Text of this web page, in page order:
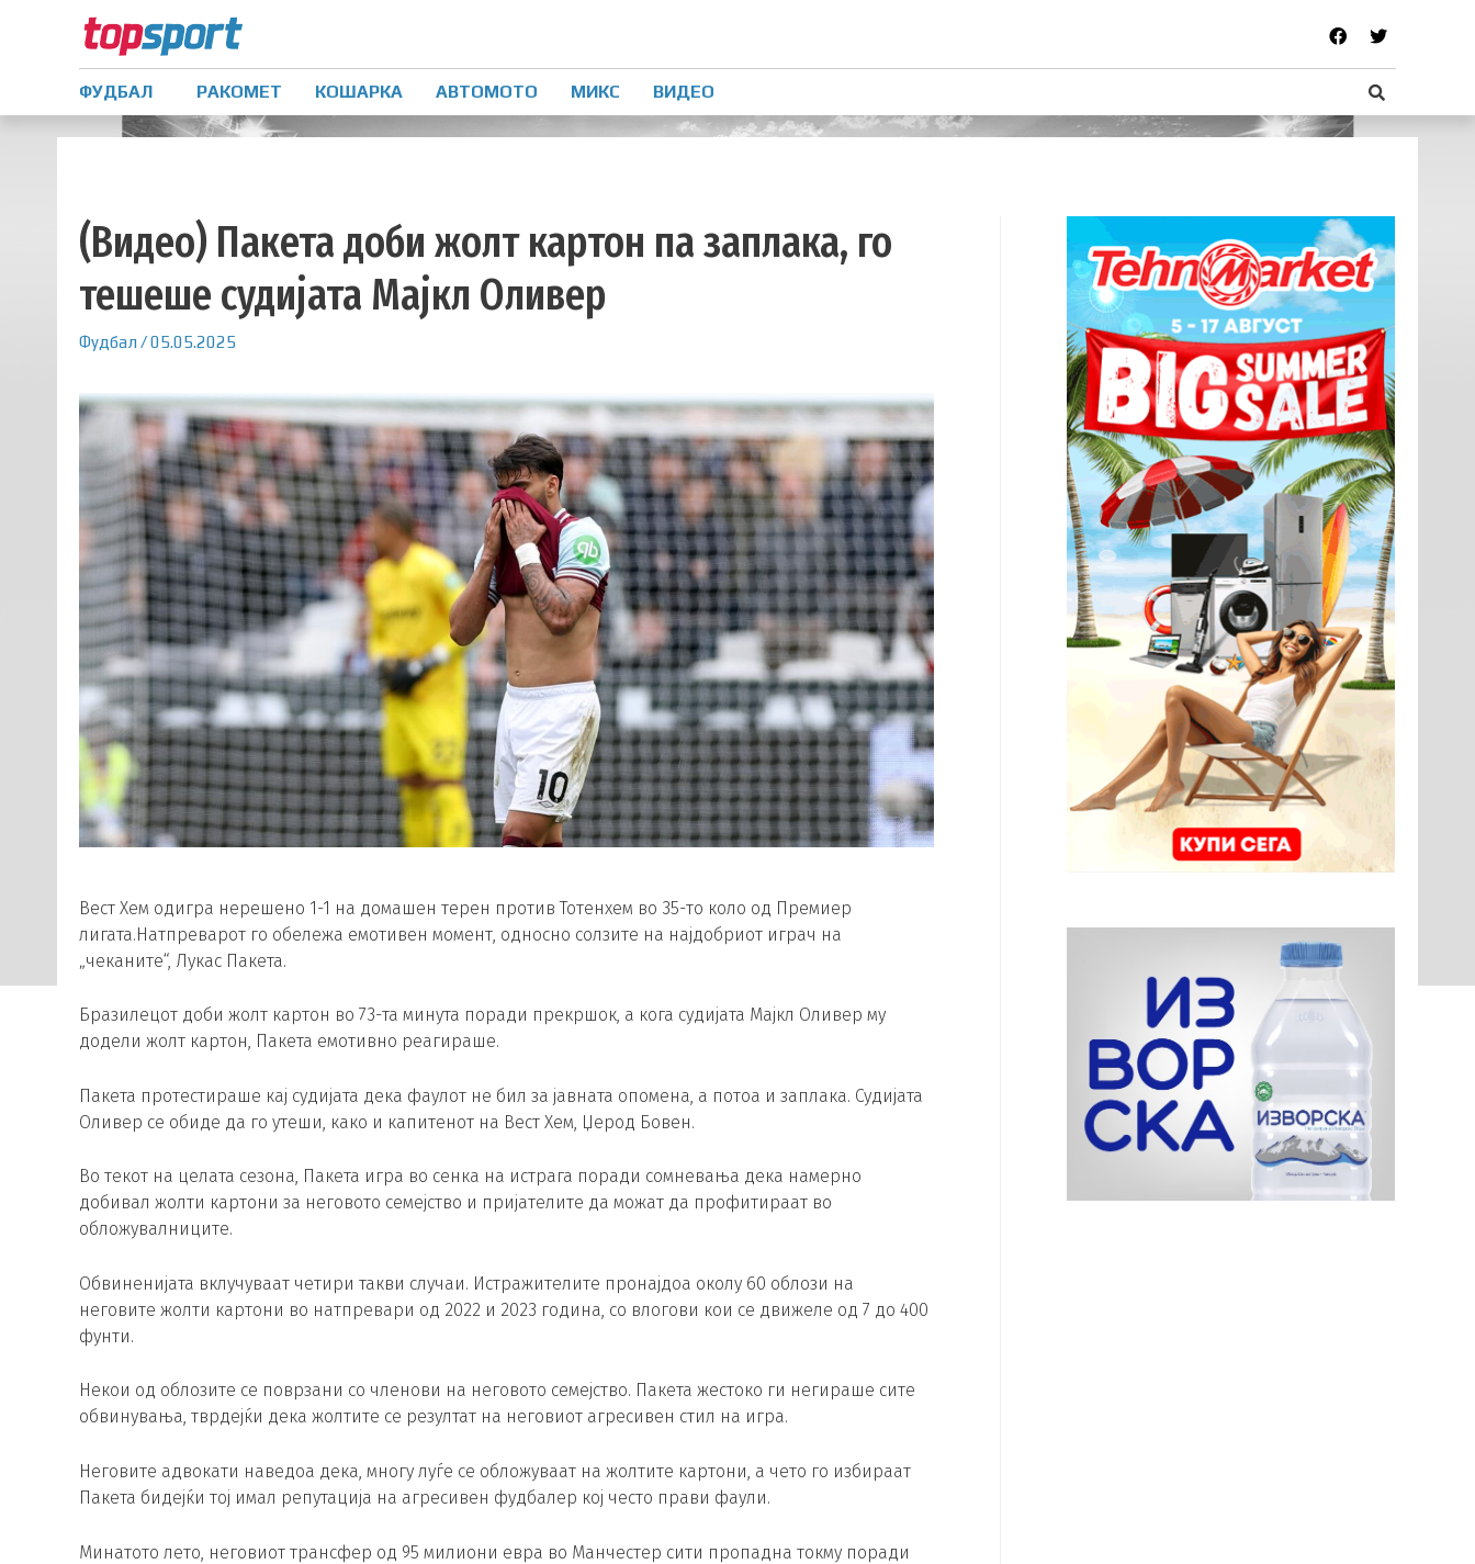
ФУДБАЛ РАКОМЕТ КОШАРКА АВТОМОТО МИКС ВИДЕО
(Видео) Пакета доби жолт картон па заплака, го
тешеше судијата Мајкл Оливер
Фудбал /05.05.2025
Вест Хем одигра нерешено 1-1 на домашен терен против Тотенхем во 35-то коло од Премиер
лигата.Натпреварот го обележа емотивен момент, односно солзите на најдобриот играч на
„чеканите“, Лукас Пакета.
Бразилецот доби жолт картон во 73-та минута поради прекршок, а кога судијата Мајкл Оливер му
додели жолт картон, Пакета емотивно реагираше.
Пакета протестираше кај судијата дека фаулот не бил за јавната опомена, а потоа и заплака. Судијата
Оливер се обиде да го утеши, како и капитенот на Вест Хем, Џерод Бовен.
Во текот на целата сезона, Пакета игра во сенка на истрага поради сомневања дека намерно
добивал жолти картони за неговото семејство и пријателите да можат да профитираат во
обложувалниците.
Обвиненијата вклучуваат четири такви случаи. Истражителите пронајдоа околу 60 облози на
неговите жолти картони во натпревари од 2022 и 2023 година, со влогови кои се движеле од 7 до 400
фунти.
Некои од облозите се поврзани со членови на неговото семејство. Пакета жестоко ги негираше сите
обвинувања, тврдејќи дека жолтите се резултат на неговиот агресивен стил на игра.
Неговите адвокати наведоа дека, многу луѓе се обложуваат на жолтите картони, а чето го избираат
Пакета бидејќи тој имал репутација на агресивен фудбалер кој често прави фаули.
Минатото лето, неговиот трансфер од 95 милиони евра во Манчестер сити пропадна токму поради